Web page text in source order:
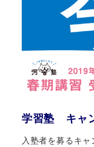
学習塾 キャ
入塾者を募るキ